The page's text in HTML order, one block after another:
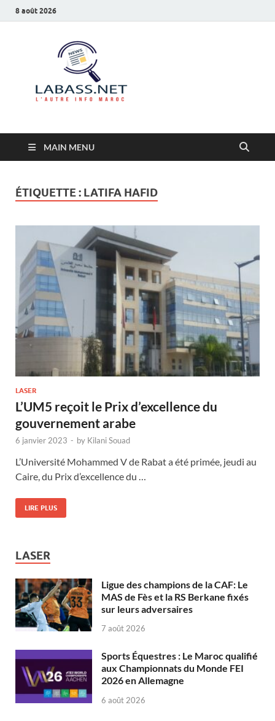
8 août 2026
MAIN MENU
ÉTIQUETTE : LATIFA HAFID
LASER
L’UM5 reçoit le Prix d’excellence du
gouvernement arabe
6 janvier 2023 - by Kilani Souad
L’Université Mohammed V de Rabat a été primée, jeudi au
Caire, du Prix d’excellence du …
LIRE PLUS
LASER
Ligue des champions de la CAF: Le
MAS de Fès et la RS Berkane fixés
sur leurs adversaires
7 août 2026
Sports Équestres : Le Maroc qualifié
aux Championnats du Monde FEI
2026 en Allemagne
6 août 2026